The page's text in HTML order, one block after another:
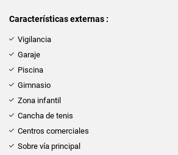
Características externas :
Vigilancia
Garaje
Piscina
Gimnasio
Zona infantil
Cancha de tenis
Centros comerciales
Sobre vía principal